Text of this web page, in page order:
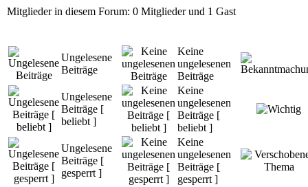
Mitglieder in diesem Forum: 0 Mitglieder und 1 Gast
Ungelesene
Beiträge
Keine
ungelesenen
Beiträge
Ungelesene
Beiträge [
beliebt ]
Keine
ungelesenen
Beiträge [
beliebt ]
Ungelesene
Beiträge [
gesperrt ]
Keine
ungelesenen
Beiträge [
gesperrt ]